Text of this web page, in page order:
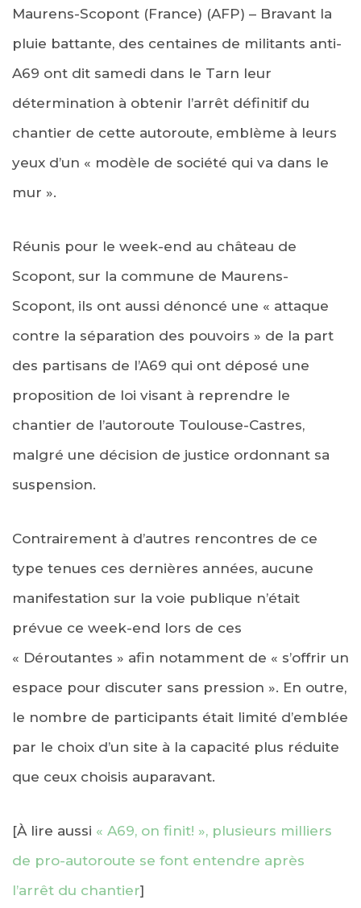
Maurens-Scopont (France) (AFP) – Bravant la
pluie battante, des centaines de militants anti-
A69 ont dit samedi dans le Tarn leur
détermination à obtenir l’arrêt définitif du
chantier de cette autoroute, emblème à leurs
yeux d’un « modèle de société qui va dans le
mur ».
Réunis pour le week-end au château de
Scopont, sur la commune de Maurens-
Scopont, ils ont aussi dénoncé une « attaque
contre la séparation des pouvoirs » de la part
des partisans de l’A69 qui ont déposé une
proposition de loi visant à reprendre le
chantier de l’autoroute Toulouse-Castres,
malgré une décision de justice ordonnant sa
suspension.
Contrairement à d’autres rencontres de ce
type tenues ces dernières années, aucune
manifestation sur la voie publique n’était
prévue ce week-end lors de ces
« Déroutantes » afin notamment de « s’offrir un
espace pour discuter sans pression ». En outre,
le nombre de participants était limité d’emblée
par le choix d’un site à la capacité plus réduite
que ceux choisis auparavant.
[À lire aussi « A69, on finit! », plusieurs milliers
de pro-autoroute se font entendre après
l’arrêt du chantier]